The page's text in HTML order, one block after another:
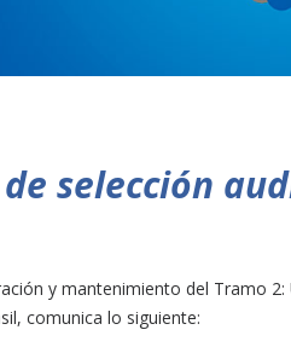
selección
y mantenimiento del Tramo
comunica lo siguiente: